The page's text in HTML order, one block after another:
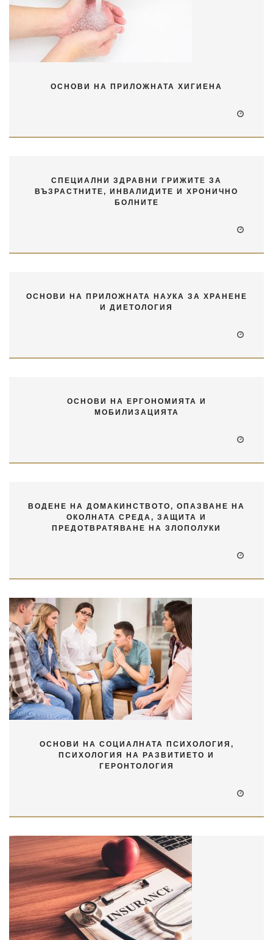
ОСНОВИ НА ПРИЛОЖНАТА ХИГИЕНА
СПЕЦИАЛНИ ЗДРАВНИ ГРИЖИТЕ ЗА
ВЪЗРАСТНИТЕ, ИНВАЛИДИТЕ И ХРОНИЧНО
БОЛНИТЕ
ОСНОВИ НА ПРИЛОЖНАТА НАУКА ЗА ХРАНЕНЕ
И ДИЕТОЛОГИЯ
ОСНОВИ НА ЕРГОНОМИЯТА И
МОБИЛИЗАЦИЯТА
ВОДЕНЕ НА ДОМАКИНСТВОТО, ОПАЗВАНЕ НА
ОКОЛНАТА СРЕДА, ЗАЩИТА И
ПРЕДОТВРАТЯВАНЕ НА ЗЛОПОЛУКИ
ОСНОВИ НА СОЦИАЛНАТА ПСИХОЛОГИЯ,
ПСИХОЛОГИЯ НА РАЗВИТИЕТО И
ГЕРОНТОЛОГИЯ